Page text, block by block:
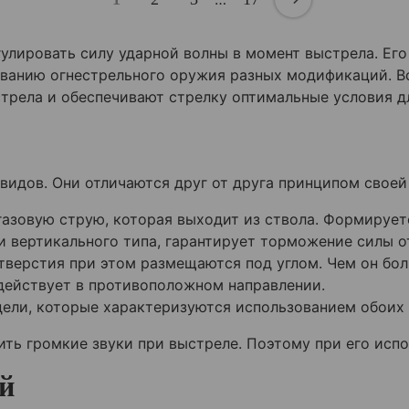
силу ударной волны в момент выстрела.
огнестрельного оружия разных модификаций.
и обеспечивают стрелку оптимальные условия
Они отличаются друг от друга принципом
струю, которая выходит из ствола.
типа, гарантирует торможение силы
при этом размещаются под углом. Чем он
в противоположном направлении.
которые характеризуются использованием
громкие звуки при выстреле. Поэтому при его